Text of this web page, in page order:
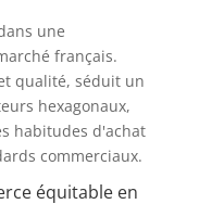
une
français.
qualité, séduit un
hexagonaux,
habitudes d'achat
commerciaux.
équitable en